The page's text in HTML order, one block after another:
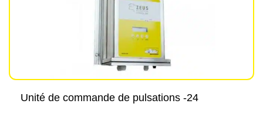
Unité de commande de pulsations -24